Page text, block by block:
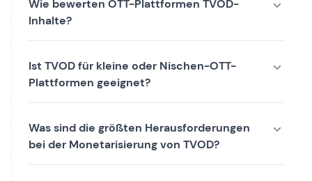
Wie bewerten OTT-Plattformen TVOD-
Inhalte?
Ist TVOD für kleine oder Nischen-OTT-
Plattformen geeignet?
Was sind die größten Herausforderungen
bei der Monetarisierung von TVOD?